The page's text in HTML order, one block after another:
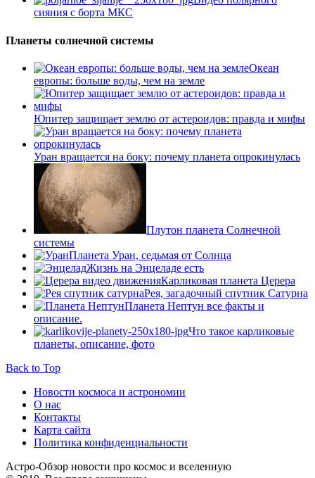
сияния с борта МКС
Планеты солнечной системы
Океан
европы: больше воды, чем на земле
Юпитер защищает землю от астероидов: правда и мифы
Уран вращается на боку: почему планета опрокинулась
Плутон планета Солнечной
системы
Планета Уран, седьмая от Солнца
Жизнь на Энцеладе есть
Карликовая планета Церера
Рея, загадочный спутник Сатурна
Планета Нептун все факты и
описание.
Что такое карликовые
планеты, описание, фото
Back to Top
Новости космоса и астрономии
О нас
Контакты
Карта сайта
Политика конфиденциальности
Астро-Обзор новости про космос и вселенную